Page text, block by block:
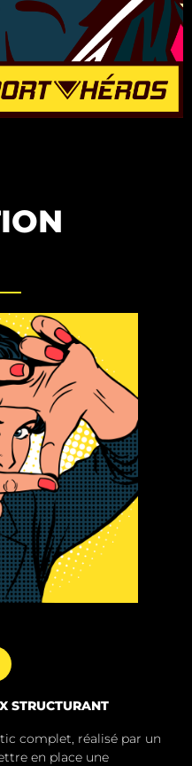
STRUCTURANT
complet, réalisé par un
en place une